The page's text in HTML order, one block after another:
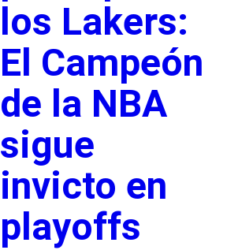
los Lakers:
El Campeón
de la NBA
sigue
invicto en
playoffs